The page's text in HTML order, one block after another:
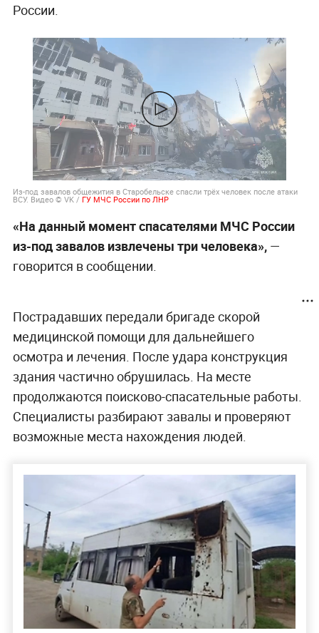
России.
Из-под завалов общежития в Старобельске спасли трёх человек после атаки
ВСУ. Видео © VK / ГУ МЧС России по ЛНР
«На данный момент спасателями МЧС России
из-под завалов извлечены три человека», —
говорится в сообщении.
Пострадавших передали бригаде скорой
медицинской помощи для дальнейшего
осмотра и лечения. После удара конструкция
здания частично обрушилась. На месте
продолжаются поисково-спасательные работы.
Специалисты разбирают завалы и проверяют
возможные места нахождения людей.